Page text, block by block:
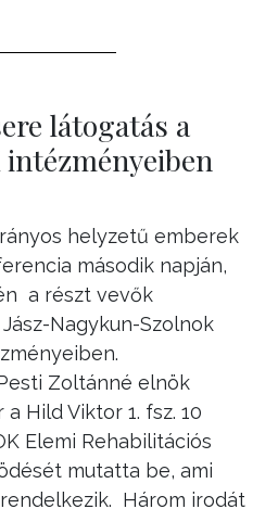
látogatás a
intézményeiben
helyzetű emberek
második napján,
a részt vevők
Nagykun-Szolnok
Zoltánné elnök
Hild Viktor 1. fsz. 10
Elemi Rehabilitációs
mutatta be, ami
Három irodát